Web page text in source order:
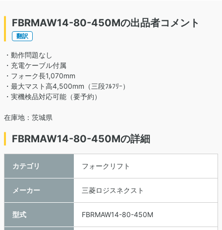
FBRMAW14-80-450Mの出品者コメント
翻訳
・動作問題なし
・充電ケーブル付属
・フォーク長1,070mm
・最大マスト高4,500mm（三段ﾌﾙﾌﾘｰ）
・実機検品対応可能（要予約）
在庫地：茨城県
FBRMAW14-80-450Mの詳細
カテゴリ フォークリフト
メーカー 三菱ロジスネクスト
型式 FBRMAW14-80-450M